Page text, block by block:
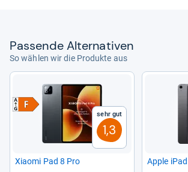
Pas­sende Alter­na­ti­ven
So wählen wir die Produkte aus
Sehr gut
1,3
Xiaomi Pad 8 Pro Apple